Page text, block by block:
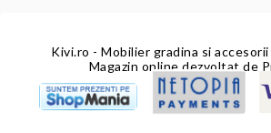
Kivi.ro - Mobilier gradina si accesorii
Magazin online dezvoltat de